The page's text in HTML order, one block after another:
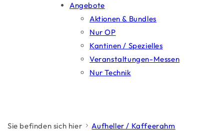
Angebote
Aktionen & Bundles
Nur OP
Kantinen / Spezielles
Veranstaltungen-Messen
Nur Technik
Sie befinden sich hier Aufheller / Kaffeerahm